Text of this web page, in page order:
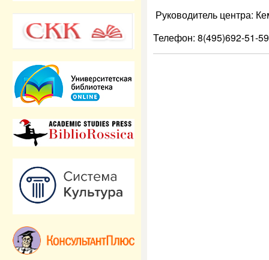
Руководитель центра:
Телефон: 8(495)692-51-59